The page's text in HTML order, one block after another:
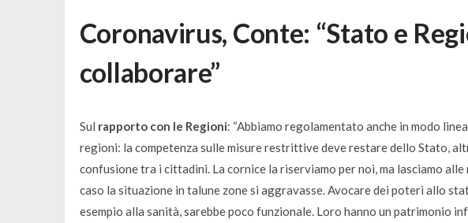
Coronavirus, Conte: “Stato e
collaborare”
Sul rapporto con le Regioni: “Abbiamo regolamentato anche in modo
regioni: la competenza sulle misure restrittive deve restare dello Stato,
confusione tra i cittadini. La cornice la riserviamo per noi, ma lasciamo
caso la situazione in talune zone si aggravasse. Avocare dei poteri allo
esempio alla sanità, sarebbe poco funzionale. Loro hanno un patrimonio